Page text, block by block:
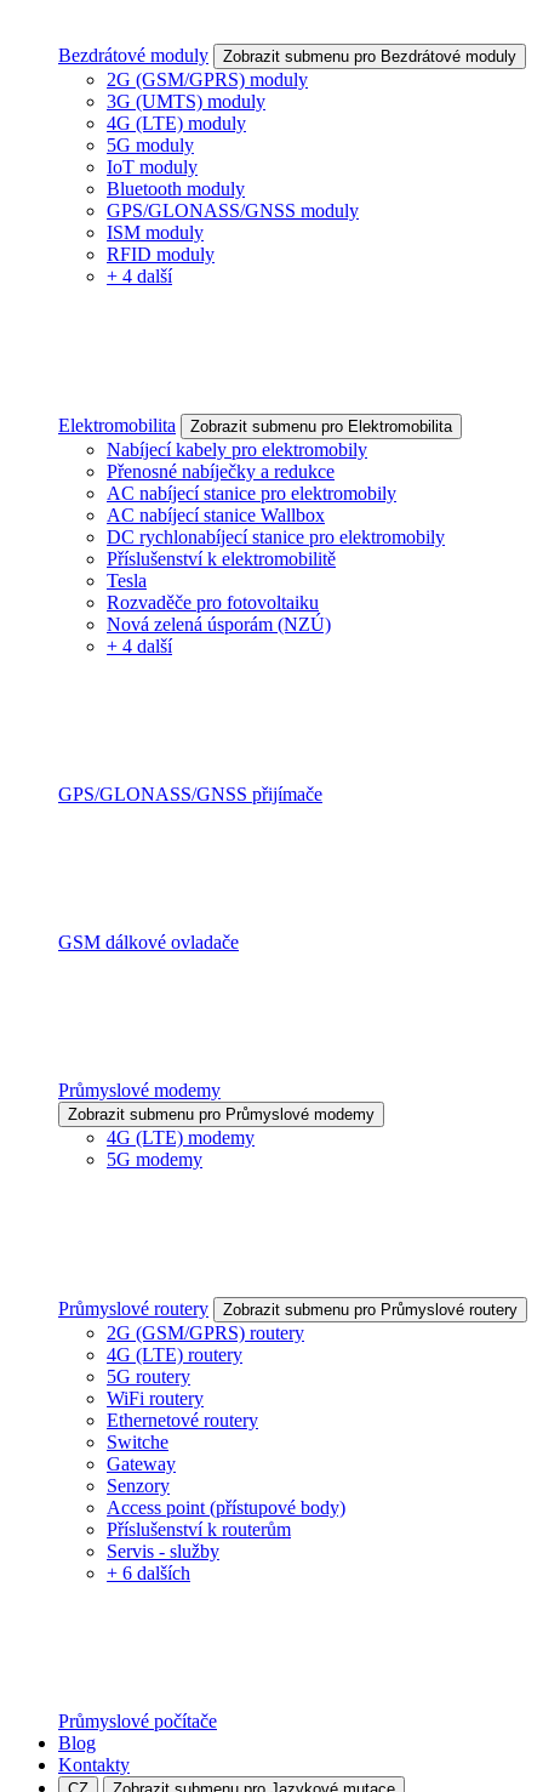
Bezdrátové moduly Zobrazit submenu pro Bezdrátové moduly
2G (GSM/GPRS) moduly
3G (UMTS) moduly
4G (LTE) moduly
5G moduly
IoT moduly
Bluetooth moduly
GPS/GLONASS/GNSS moduly
ISM moduly
RFID moduly
+ 4 další
Elektromobilita Zobrazit submenu pro Elektromobilita
Nabíjecí kabely pro elektromobily
Přenosné nabíječky a redukce
AC nabíjecí stanice pro elektromobily
AC nabíjecí stanice Wallbox
DC rychlonabíjecí stanice pro elektromobily
Příslušenství k elektromobilitě
Tesla
Rozvaděče pro fotovoltaiku
Nová zelená úsporám (NZÚ)
+ 4 další
GPS/GLONASS/GNSS přijímače
GSM dálkové ovladače
Průmyslové modemy
Zobrazit submenu pro Průmyslové modemy
4G (LTE) modemy
5G modemy
Průmyslové routery Zobrazit submenu pro Průmyslové routery
2G (GSM/GPRS) routery
4G (LTE) routery
5G routery
WiFi routery
Ethernetové routery
Switche
Gateway
Senzory
Access point (přístupové body)
Příslušenství k routerům
Servis - služby
+ 6 dalších
Průmyslové počítače
Blog
Kontakty